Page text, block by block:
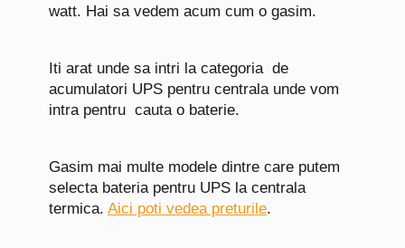
watt. Hai sa vedem acum cum o gasim.
Iti arat unde sa intri la categoria de
acumulatori UPS pentru centralaunde vom
intra pentru cauta o baterie.
Gasim mai multe modele dintre care putem
selecta bateria pentru UPS la centrala
termica. Aici poti vedea preturile.